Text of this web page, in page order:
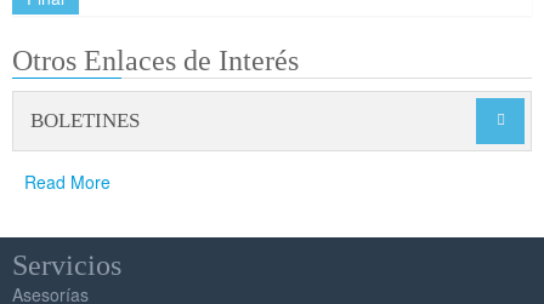
Otros Enlaces de Interés
BOLETINES 
Read More
Servicios
Asesorías